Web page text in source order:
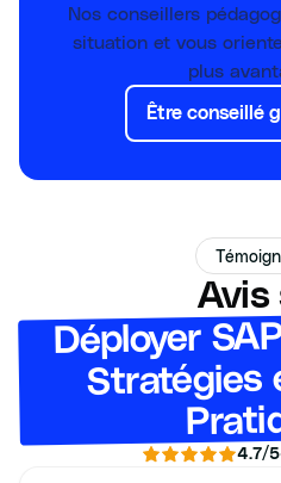
Nos conseillers
situation et vous
plus
Être conseillé
Avis
Déployer
Stratégies
4.7/5